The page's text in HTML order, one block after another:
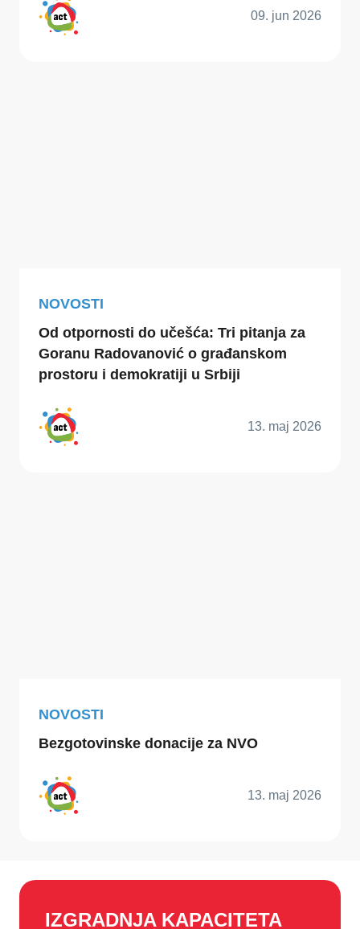
09. jun 2026
NOVOSTI
Od otpornosti do učešća: Tri pitanja za
Goranu Radovanović o građanskom
prostoru i demokratiji u Srbiji
13. maj 2026
NOVOSTI
Bezgotovinske donacije za NVO
13. maj 2026
IZGRADNJA KAPACITETA